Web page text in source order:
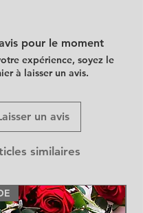
pour le moment
expérience, soyez le
à laisser un avis.
un avis
similaires